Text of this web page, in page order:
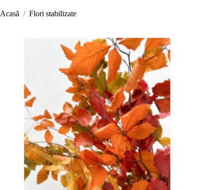
Acasă / Flori stabilizate